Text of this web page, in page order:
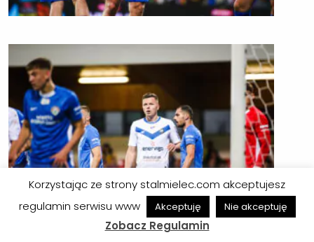
Korzystając ze strony stalmielec.com akceptujesz
regulamin serwisu www
Akceptuję Nie akceptuję
Zobacz Regulamin